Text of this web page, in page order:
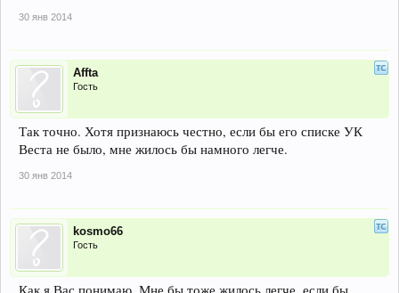
30 янв 2014
Affta
Гость
Так точно. Хотя признаюсь честно, если бы его списке УК
Веста не было, мне жилось бы намного легче.
30 янв 2014
kosmo66
Гость